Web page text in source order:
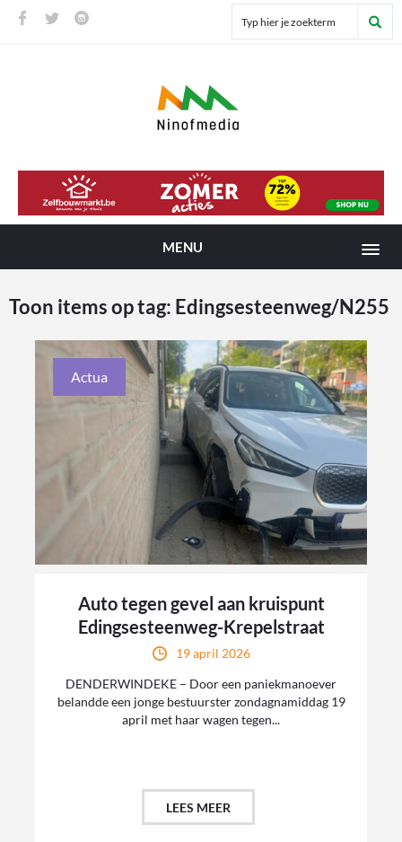
MENU
Toon items op tag: Edingsesteenweg/N255
Actua
Auto tegen gevel aan kruispunt
Edingsesteenweg-Krepelstraat
19 april 2026
DENDERWINDEKE – Door een paniekmanoever
belandde een jonge bestuurster zondagnamiddag 19
april met haar wagen tegen...
LEES MEER